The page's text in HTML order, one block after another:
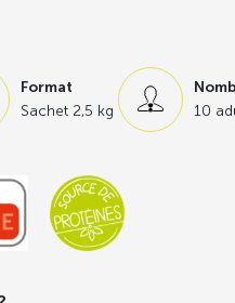
prêt à l’emploi, sans jus, qui
utilisation sans perte. Sa
Format
Sachet 2,5 kg
10